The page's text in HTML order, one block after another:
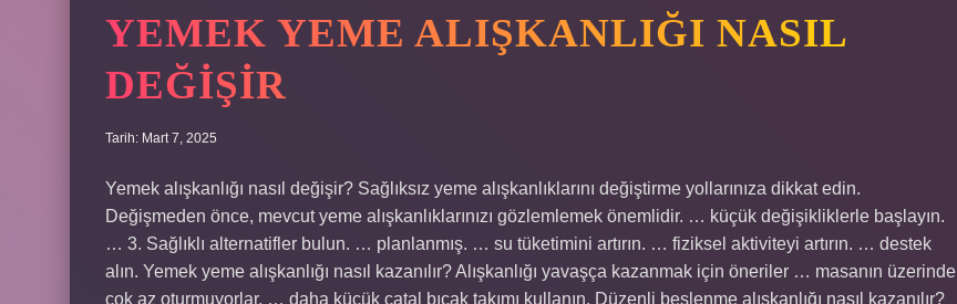
YEMEK YEME ALIŞKANLIĞI NASIL
DEĞIŞIR
Tarih: Mart 7, 2025
Yemek alışkanlığı nasıl değişir? Sağlıksız yeme alışkanlıklarını değiştirme yollarınıza dikkat edin.
Değişmeden önce, mevcut yeme alışkanlıklarınızı gözlemlemek önemlidir. … küçük değişikliklerle başlayın.
… 3. Sağlıklı alternatifler bulun. … planlanmış. … su tüketimini artırın. … fiziksel aktiviteyi artırın. … destek
alın. Yemek yeme alışkanlığı nasıl kazanılır? Alışkanlığı yavaşça kazanmak için öneriler … masanın üzerinde
çok az oturmuyorlar. … daha küçük çatal bıçak takımı kullanın. Düzenli beslenme alışkanlığı nasıl kazanılır?